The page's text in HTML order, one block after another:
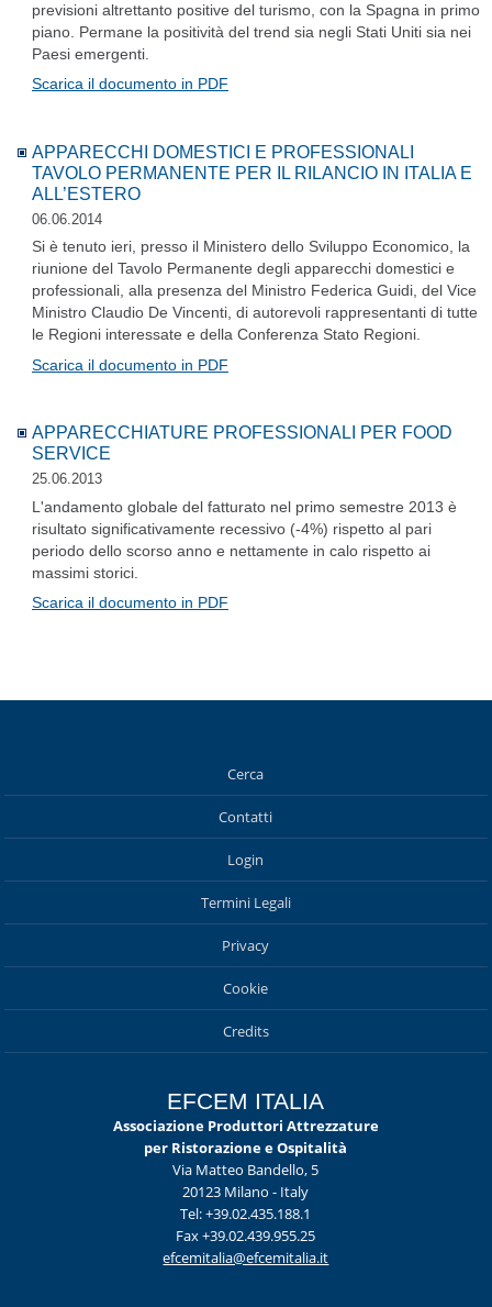
previsioni altrettanto positive del turismo, con la Spagna in primo
piano. Permane la positività del trend sia negli Stati Uniti sia nei
Paesi emergenti.
Scarica il documento in PDF
APPARECCHI DOMESTICI E PROFESSIONALI
TAVOLO PERMANENTE PER IL RILANCIO IN ITALIA E
ALL’ESTERO
06.06.2014
Si è tenuto ieri, presso il Ministero dello Sviluppo Economico, la
riunione del Tavolo Permanente degli apparecchi domestici e
professionali, alla presenza del Ministro Federica Guidi, del Vice
Ministro Claudio De Vincenti, di autorevoli rappresentanti di tutte
le Regioni interessate e della Conferenza Stato Regioni.
Scarica il documento in PDF
APPARECCHIATURE PROFESSIONALI PER FOOD
SERVICE
25.06.2013
L'andamento globale del fatturato nel primo semestre 2013 è
risultato significativamente recessivo (-4%) rispetto al pari
periodo dello scorso anno e nettamente in calo rispetto ai
massimi storici.
Scarica il documento in PDF
Cerca
Contatti
Login
Termini Legali
Privacy
Cookie
Credits
EFCEM ITALIA
Associazione Produttori Attrezzature
per Ristorazione e Ospitalità
Via Matteo Bandello, 5
20123 Milano - Italy
Tel: +39.02.435.188.1
Fax +39.02.439.955.25
efcemitalia@efcemitalia.it